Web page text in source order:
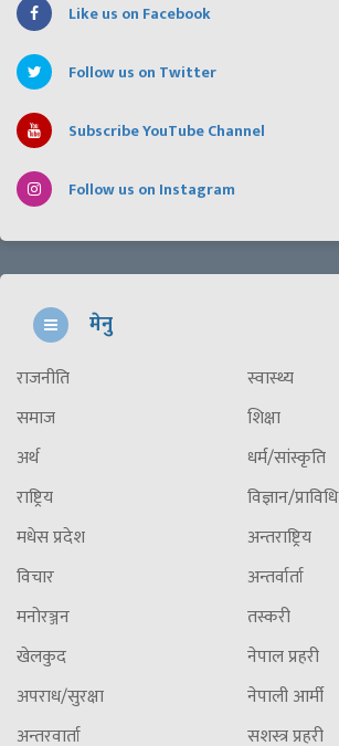
Like us on Facebook
Follow us on Twitter
Subscribe YouTube Channel
Follow us on Instagram
मेनु
राजनीति
समाज
अर्थ
राष्ट्रिय
मधेस प्रदेश
विचार
मनोरञ्जन
खेलकुद
अपराध/सुरक्षा
अन्तरवार्ता
स्वास्थ्य
शिक्षा
धर्म/सांस्कृति
विज्ञान/प्राविधि
अन्तराष्ट्रिय
अन्तर्वार्ता
तस्करी
नेपाल प्रहरी
नेपाली आर्मी
सशस्त्र प्रहरी